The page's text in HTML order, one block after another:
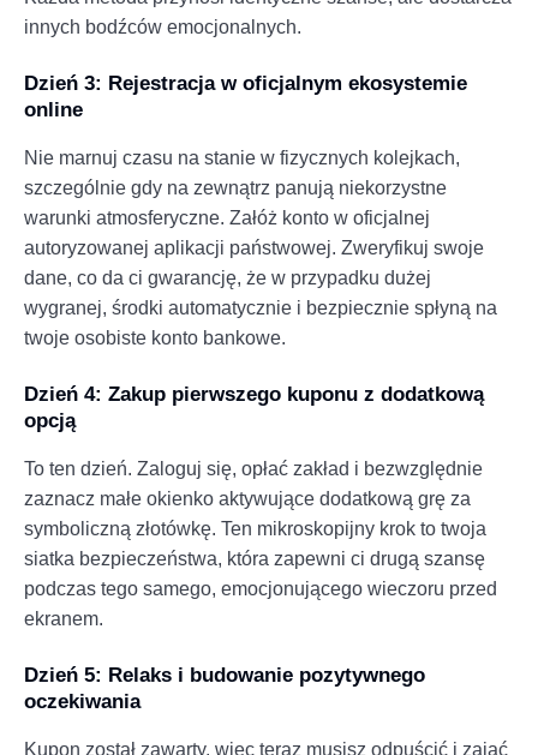
innych bodźców emocjonalnych.
Dzień 3: Rejestracja w oficjalnym ekosystemie
online
Nie marnuj czasu na stanie w fizycznych kolejkach,
szczególnie gdy na zewnątrz panują niekorzystne
warunki atmosferyczne. Załóż konto w oficjalnej
autoryzowanej aplikacji państwowej. Zweryfikuj swoje
dane, co da ci gwarancję, że w przypadku dużej
wygranej, środki automatycznie i bezpiecznie spłyną na
twoje osobiste konto bankowe.
Dzień 4: Zakup pierwszego kuponu z dodatkową
opcją
To ten dzień. Zaloguj się, opłać zakład i bezwzględnie
zaznacz małe okienko aktywujące dodatkową grę za
symboliczną złotówkę. Ten mikroskopijny krok to twoja
siatka bezpieczeństwa, która zapewni ci drugą szansę
podczas tego samego, emocjonującego wieczoru przed
ekranem.
Dzień 5: Relaks i budowanie pozytywnego
oczekiwania
Kupon został zawarty, więc teraz musisz odpuścić i zająć